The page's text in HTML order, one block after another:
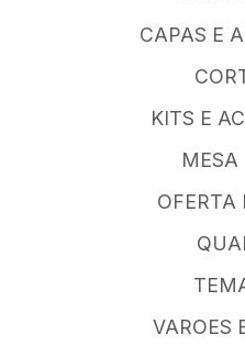
CAPAS E
KITS E
MESA
OFERTA
VAROES